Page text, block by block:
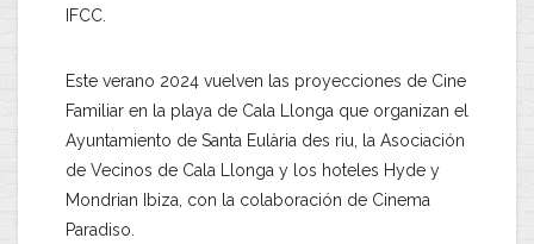
IFCC.
Este verano 2024 vuelven las proyecciones de Cine
Familiar en la playa de Cala Llonga que organizan el
Ayuntamiento de Santa Eulària des riu, la Asociación
de Vecinos de Cala Llonga y los hoteles Hyde y
Mondrian Ibiza, con la colaboración de Cinema
Paradiso.